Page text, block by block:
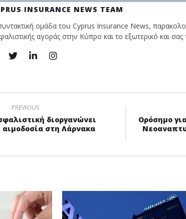
INSURANCE NEWS TEAM
ομάδα του Cyprus Insurance News,
αγοράς στην Κύπρο και το εξωτερικό και σας
PREVIOUS
διοργανώνει
αιμοδοσία στη Λάρνακα
Ορόσημο